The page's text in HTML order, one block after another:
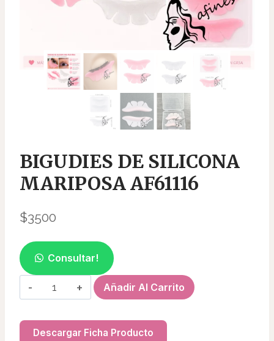
BIGUDIES DE SILICONA
MARIPOSA AF61116
$3500
Consultar!
BIGUDIES
DE
MARIPOSA
Añadir Al Carrito
Descargar Ficha Producto